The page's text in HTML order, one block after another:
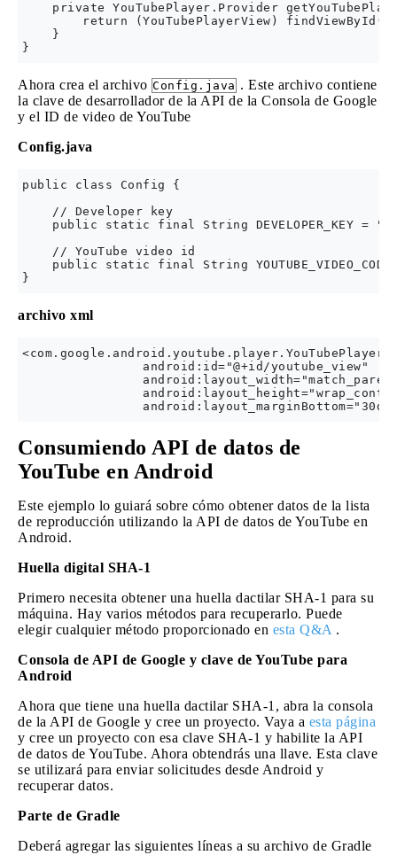
private YouTubePlayer.Provider
return (YouTubePlayerView)
    }
Ahora crea el archivo Config.java . Este archivo contiene
la clave de desarrollador de la API de la Consola de Google
y el ID de video de YouTube
Config.java
public class Config {
    // Developer key
public static final String DEVELOPER_KEY =
    // YouTube video id
public static final String YOUTUBE_VIDEO_CODE
archivo xml
                android:id="@+id/youtube_view"
Consumiendo API de datos de
YouTube en Android
Este ejemplo lo guiará sobre cómo obtener datos de la lista
de reproducción utilizando la API de datos de YouTube en
Android.
Huella digital SHA-1
Primero necesita obtener una huella dactilar SHA-1 para su
máquina. Hay varios métodos para recuperarlo. Puede
elegir cualquier método proporcionado en esta Q&A .
Consola de API de Google y clave de YouTube para
Android
Ahora que tiene una huella dactilar SHA-1, abra la consola
de la API de Google y cree un proyecto. Vaya a esta página
y cree un proyecto con esa clave SHA-1 y habilite la API
de datos de YouTube. Ahora obtendrás una llave. Esta clave
se utilizará para enviar solicitudes desde Android y
recuperar datos.
Parte de Gradle
Deberá agregar las siguientes líneas a su archivo de Gradle